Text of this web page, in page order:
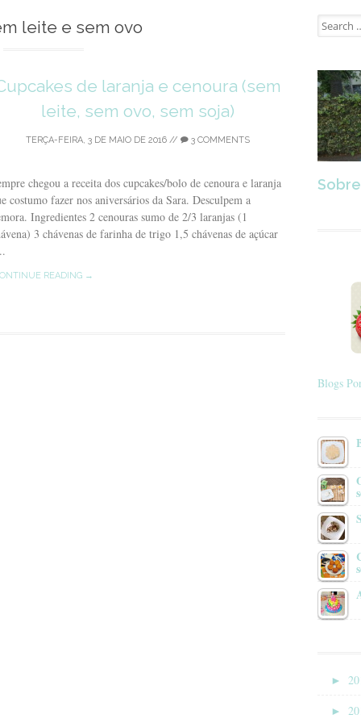
leite e sem ovo
de laranja e cenoura (sem
leite, sem ovo, sem soja)
TERÇA-FEIRA, 3 DE MAIO DE 2016 // 3 COMMENTS
chegou a receita dos cupcakes/bolo de cenoura e laranja
costumo fazer nos aniversários da Sara. Desculpem a
Ingredientes 2 cenouras sumo de 2/3 laranjas (1
3 chávenas de farinha de trigo 1,5 chávenas de açúcar
READING →
Search
for:
Blogs
►
►